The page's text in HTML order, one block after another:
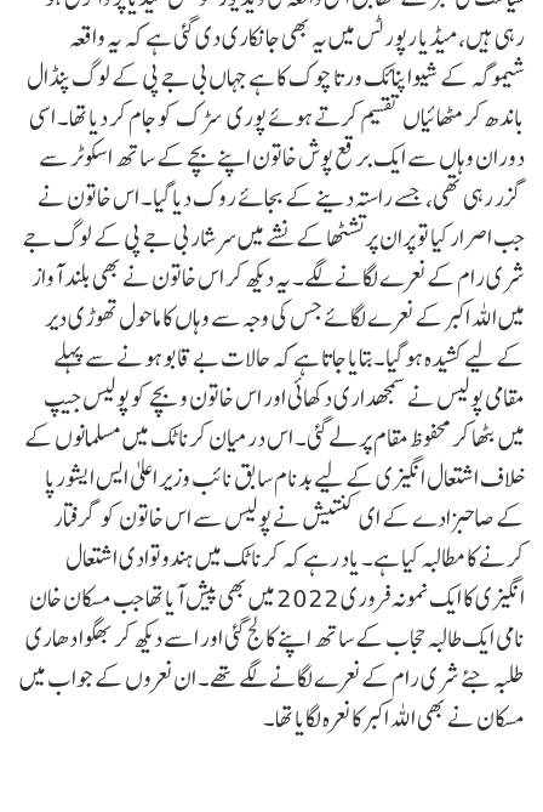
رہی ہیں، میڈیا رپورٹس میں یہ بھی جانکاری دی گئی ہے کہ یہ واقعہ
شیموگہ کے شیواپنائک ورتا چوک کا ہے جہاں بی جے پی کے لوگ پنڈال
باندھ کر مٹھائیاں تقسیم کرتے ہوئے پوری سڑک کو جام کر دیا تھا۔ اسی
دوران وہاں سے ایک برقع پوش خاتون اپنے بچے کے ساتھ اسکوٹر سے
گزر رہی تھی، جسے راستہ دینے کے بجائے روک دیا گیا۔ اس خاتون نے
جب اصرار کیا تو پران پرتشٹھا کے نشے میں سرشار بی جے پی کے لوگ جے
شری رام کے نعرے لگانے لگے۔ یہ دیکھ کر اس خاتون نے بھی بلند آواز
میں اللہ اکبر کے نعرے لگائے جس کی وجہ سے وہاں کا ماحول تھوڑی دیر
کے لیے کشیدہ ہو گیا۔بتایا جاتا ہے کہ حالات بے قابو ہونے سے پہلے
مقامی پولیس نے سمجھداری دکھائی اور اس خاتون و بچے کو پولیس جیپ
میں بٹھا کر محفوظ مقام پر لے گئی۔ اس درمیان کرناٹک میں مسلمانوں کے
خلاف اشتعال انگیزی کے لیے بدنام سابق نائب وزیر اعلیٰ ایس ایشورپا
کے صاحبزادے کے ای کنتیش نے پولیس سے اس خاتون کو گرفتار
کرنے کا مطالبہ کیا ہے۔ یاد رہے کہ کرناٹک میں ہندوتوادی اشتعال
انگیزی کا ایک نمونہ فروری 2022 میں بھی پیش آیا تھا جب مسکان خان
نامی ایک طالبہ حجاب کے ساتھ اپنے کالج گئی اور اسے دیکھ کر بھگوا دھاری
طلبہ جئے شری رام کے نعرے لگانے لگے تھے۔ ان نعروں کے جواب میں
مسکان نے بھی اللہ اکبر کا نعرہ لگایا تھا۔